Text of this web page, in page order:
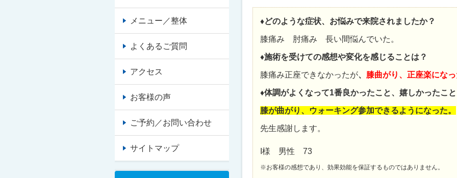
♦どのような症状、お悩みで来院されましたか？
膝痛み 肘痛み 長い間悩んでいた。
♦施術を受けての感想や変化を感じることは？
膝痛み正座できなかったが、 膝曲がり、正座楽にな
♦体調がよくなって1番良かったこと、嬉しかったこ
膝が曲がり、ウォーキング参加できるようになった。
先生感謝します。
I様 男性 73
※お客様の感想であり、効果効能を保証するものではありません。
メニュー／整体
よくあるご質問
アクセス
お客様の声
ご予約／お問い合わせ
サイトマップ